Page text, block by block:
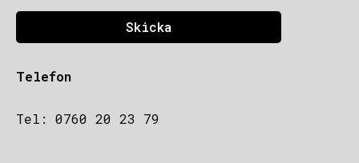
Skicka
Telefon
Tel: 0760 20 23 79